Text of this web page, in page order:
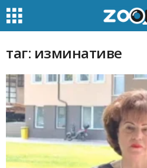
таг: изминативе